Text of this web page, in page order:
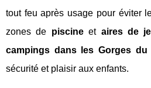
tout feu après usage pour éviter
zones de piscineet aires de
campings dans les Gorges du
sécurité et plaisir aux enfants.